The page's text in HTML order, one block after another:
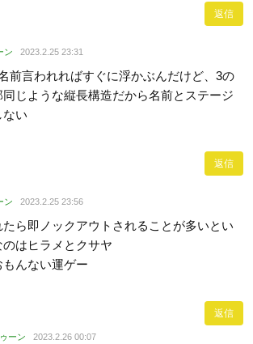
返信
ン 2023.2.25 23:31
前言われればすぐに浮かぶんだけど、3の
同じような縦長構造だから名前とステージ
ない
返信
ン 2023.2.25 23:56
ら即ノックアウトされることが多いとい
はヒラメとクサヤ
んない運ゲー
返信
ーン 2023.2.26 00:07